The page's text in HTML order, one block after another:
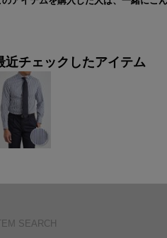
近チェックしたアイテム
SEARCH